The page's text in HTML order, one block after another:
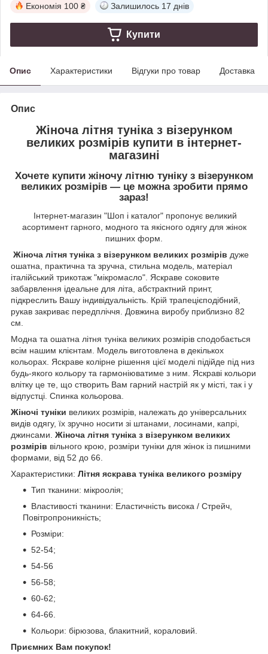
Економія 100 ₴ Залишилось 17 днів
Купити
Опис Характеристики Відгуки про товар Доставка
Опис
Жіноча літня туніка з візерунком
великих розмірів купити в інтернет-
магазині
Хочетекупити жіночу літню туніку з візерунком
великих розмірів— це можна зробити прямо
зараз!
Інтернет-магазин "Шоп і каталог" пропонує великий
асортимент гарного, модного та якісного одягу для жінок
пишних форм.
Жіноча літня туніка з візерунком великих розмірів дуже
ошатна, практична та зручна, стильна модель, матеріал
італійський трикотаж "мікромасло". Яскраве соковите
забарвлення ідеальне для літа, абстрактний принт,
підкреслить Вашу індивідуальність. Крій трапецієподібний,
рукав закриває передпліччя. Довжина виробу приблизно 82
см.
Модна та ошатна літня туніка великих розмірів сподобається
всім нашим клієнтам. Модель виготовлена в декількох
кольорах. Яскраве колірне рішення цієї моделі підійде під низ
будь-якого кольору та гармоніюватиме з ним. Яскраві кольори
влітку це те, що створить Вам гарний настрій як у місті, так і у
відпустці. Спинка кольорова.
Жіночі туніки великих розмірів, належать до універсальних
видів одягу, їх зручно носити зі штанами, лосинами, капрі,
джинсами. Жіноча літня туніка з візерунком великих
розмірів вільного крою, розміри туніки для жінок із пишними
формами, від 52 до 66.
Характеристики: Літня яскрава туніка великого розміру
Тип тканини: мікроолія;
Властивості тканини: Еластичність висока / Стрейч,
Повітропроникність;
Розміри:
52-54;
54-56
56-58;
60-62;
64-66.
Кольори: бірюзова, блакитний, кораловий.
Приємних Вам покупок!